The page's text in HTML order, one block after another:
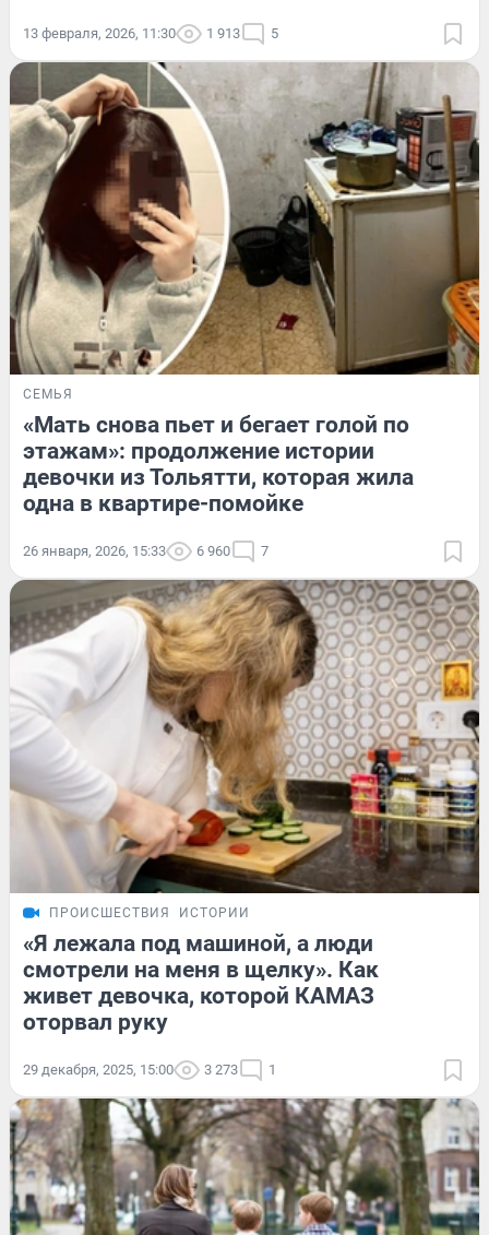
13 февраля, 2026, 11:30 1 913 5
СЕМЬЯ
«Мать снова пьет и бегает голой по
этажам»: продолжение истории
девочки из Тольятти, которая жила
одна в квартире-помойке
26 января, 2026, 15:33 6 960 7
ПРОИСШЕСТВИЯ ИСТОРИИ
«Я лежала под машиной, а люди
смотрели на меня в щелку». Как
живет девочка, которой КАМАЗ
оторвал руку
29 декабря, 2025, 15:00 3 273 1